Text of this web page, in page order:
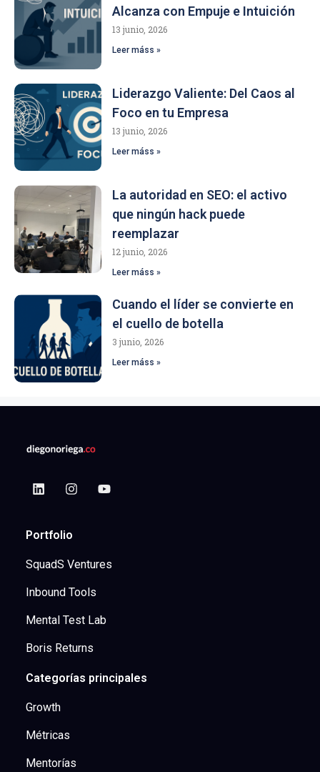
Alcanza con Empuje e Intuición
13 junio, 2026
Leer máss »
Liderazgo Valiente: Del Caos al
Foco en tu Empresa
13 junio, 2026
Leer máss »
La autoridad en SEO: el activo
que ningún hack puede
reemplazar
12 junio, 2026
Leer máss »
Cuando el líder se convierte en
el cuello de botella
3 junio, 2026
Leer máss »
Portfolio
SquadS Ventures
Inbound Tools
Mental Test Lab
Boris Returns
Categorías principales
Growth
Métricas
Mentorías